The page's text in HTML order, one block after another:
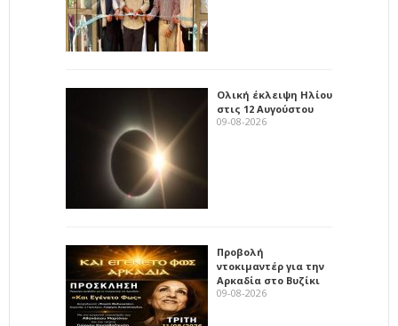
Ολική έκλειψη Ηλίου
στις 12 Αυγούστου
09-08-2026
Προβολή
ντοκιμαντέρ για την
Αρκαδία στο Βυζίκι
09-08-2026